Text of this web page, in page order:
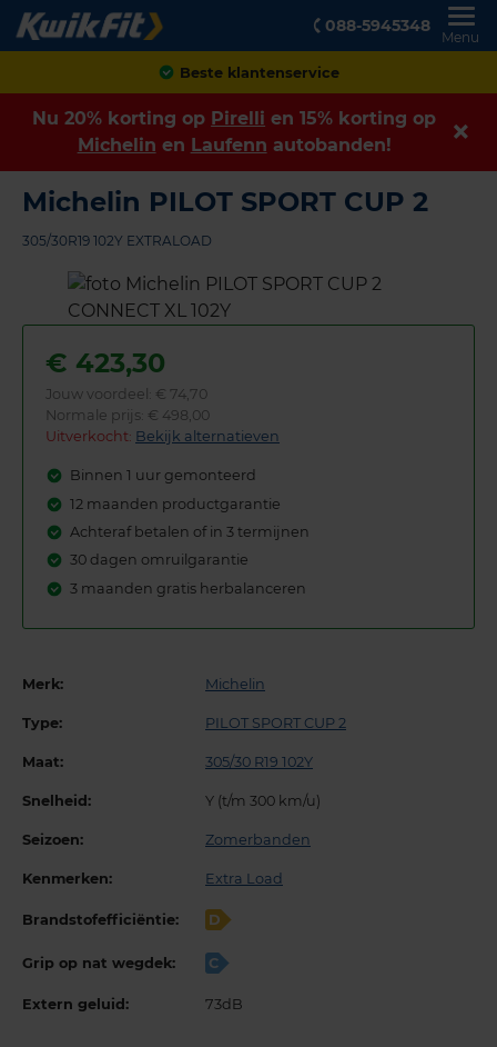
088-5945348
Menu
Achteraf betalen
Nu 20% korting op Pirelli en 15% korting op
Michelin en Laufenn autobanden!
Michelin PILOT SPORT CUP 2
305/30R19 102Y EXTRALOAD
€ 423,30
Jouw voordeel: € 74,70
Normale prijs: € 498,00
Uitverkocht: Bekijk alternatieven
Binnen 1 uur gemonteerd
12 maanden productgarantie
Achteraf betalen of in 3 termijnen
30 dagen omruilgarantie
3 maanden gratis herbalanceren
Merk: Michelin
Type: PILOT SPORT CUP 2
Maat: 305/30 R19 102Y
Snelheid: Y (t/m 300 km/u)
Seizoen: Zomerbanden
Kenmerken: Extra Load
Brandstofefficiëntie: D
Grip op nat wegdek: C
Extern geluid: 73dB